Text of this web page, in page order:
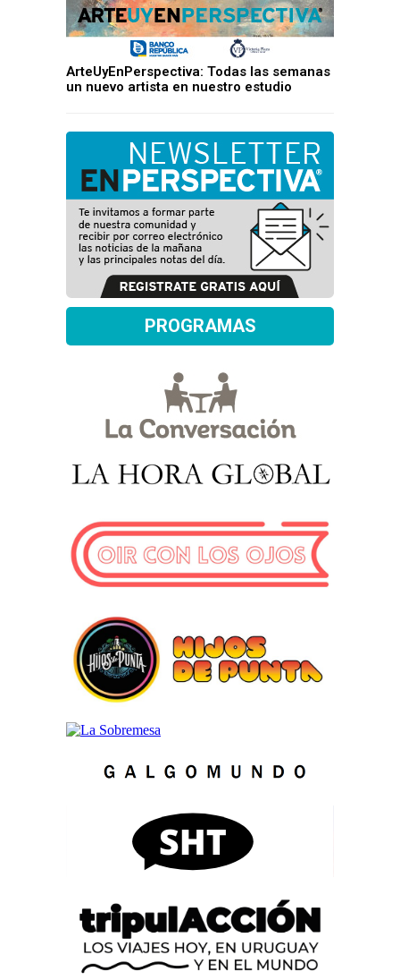
ArteUyEnPerspectiva: Todas las semanas
un nuevo artista en nuestro estudio
PROGRAMAS